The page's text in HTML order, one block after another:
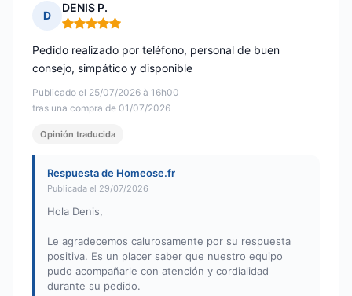
D
DENIS P.
Nota: 5 de 5
Publicado el 25/07/2026 à 16h00
tras una compra de 01/07/2026
Pedido realizado por teléfono, personal de buen
consejo, simpático y disponible
Opinión traducida
Respuesta de Homeose.fr
Publicada el 29/07/2026
Hola Denis,
Le agradecemos calurosamente por su respuesta
positiva. Es un placer saber que nuestro equipo
pudo acompañarle con atención y cordialidad
durante su pedido.